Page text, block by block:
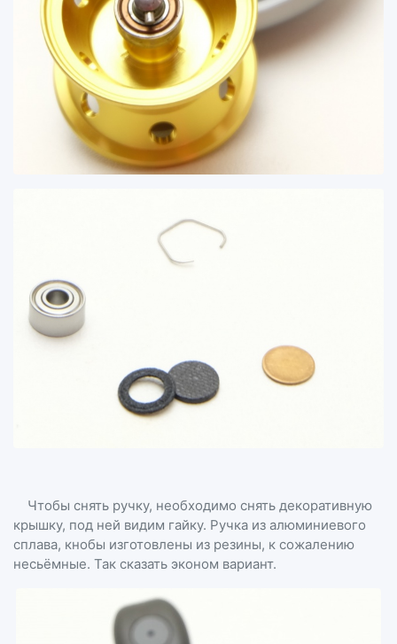
Чтобы снять ручку, необходимо снять декоративную
крышку, под ней видим гайку. Ручка из алюминиевого
сплава, кнобы изготовлены из резины, к сожалению
несьёмные. Так сказать эконом вариант.